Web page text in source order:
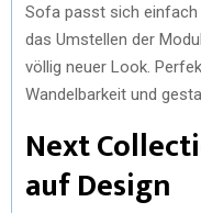
Sofa passt sich einfach
das Umstellen der
völlig neuer Look.
Wandelbarkeit und
Next
auf Design